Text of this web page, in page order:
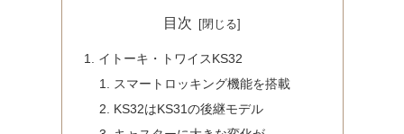
目次
イトーキ・トワイスKS32
スマートロッキング機能を搭載
KS32はKS31の後継モデル